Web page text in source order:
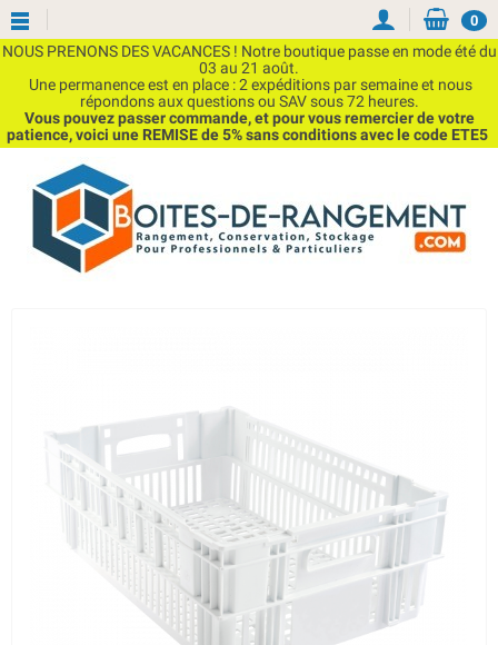
NOUS PRENONS DES VACANCES ! Notre boutique passe en mode été du
03 au 21 août.
Une permanence est en place : 2 expéditions par semaine et nous
répondons aux questions ou SAV sous 72 heures.
Vous pouvez passer commande, et pour vous remercier de votre
patience, voici une REMISE de 5% sans conditions avec le code ETE5
0